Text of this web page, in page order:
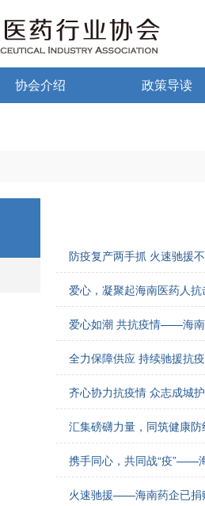
协会介绍
协会负责人
登记信息
会费制度
协会章程
政策导读
防疫复产两手抓 火速驰援
爱心，凝聚起海南医药人
爱心如潮 共抗疫情——海南
全力保障供应 持续驰援抗
齐心协力抗疫情 众志成城
汇集磅礴力量，同筑健康
携手同心，共同战“疫”——
火速驰援——海南药企已捐